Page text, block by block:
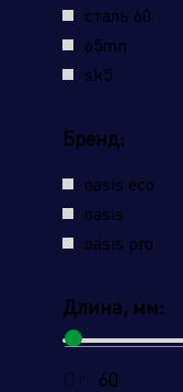
сталь 60
65mn
sk5
Бренд:
oasis eco
oasis
oasis pro
Длина, мм:
От: